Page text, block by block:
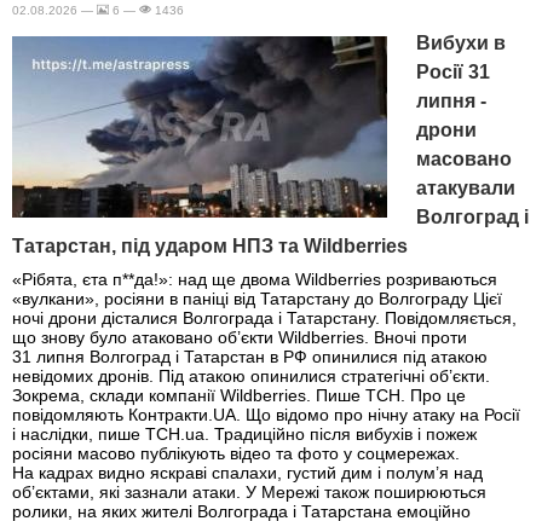
02.08.2026 — 6 — 1436
Вибухи в
Росії 31
липня -
дрони
масовано
атакували
Волгоград і
Татарстан, під ударом НПЗ та Wildberries
«Рібята, єта п**да!»: над ще двома Wildberries розриваються
«вулкани», росіяни в паніці від Татарстану до Волгограду Цієї
ночі дрони дісталися Волгограда і Татарстану. Повідомляється,
що знову було атаковано об’єкти Wildberries. Вночі проти
31 липня Волгоград і Татарстан в РФ опинилися під атакою
невідомих дронів. Під атакою опинилися стратегічні об’єкти.
Зокрема, склади компанії Wildberries. Пише ТСН. Про це
повідомляють Контракти.UA. Що відомо про нічну атаку на Росії
і наслідки, пише ТСН.ua. Традиційно після вибухів і пожеж
росіяни масово публікують відео та фото у соцмережах.
На кадрах видно яскраві спалахи, густий дим і полум’я над
об’єктами, які зазнали атаки. У Мережі також поширюються
ролики, на яких жителі Волгограда і Татарстана емоційно